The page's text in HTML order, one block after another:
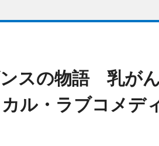
スの物語 乳が
ル・ラブコメデ